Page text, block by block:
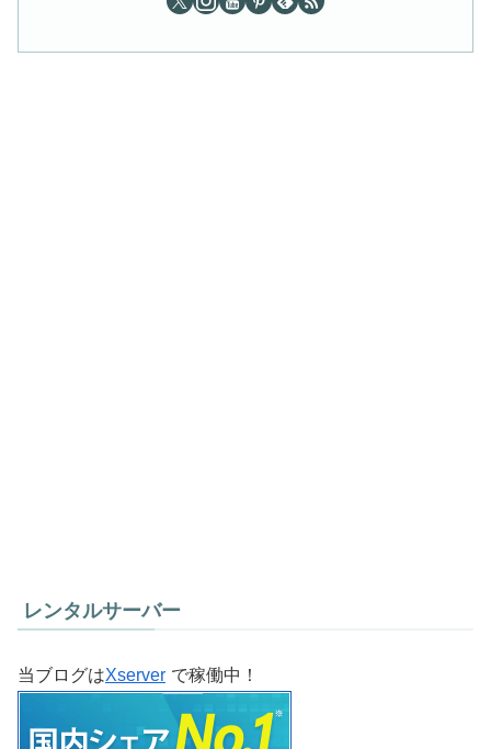
レンタルサーバー
当ブログはXserver で稼働中！